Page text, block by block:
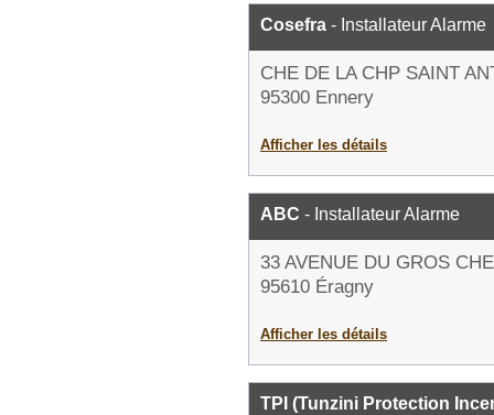
Cosefra - Installateur Alarme
CHE DE LA CHP SAINT
95300 Ennery
Afficher les détails
ABC - Installateur Alarme
33 AVENUE DU GROS
95610 Éragny
Afficher les détails
TPI (Tunzini Protection